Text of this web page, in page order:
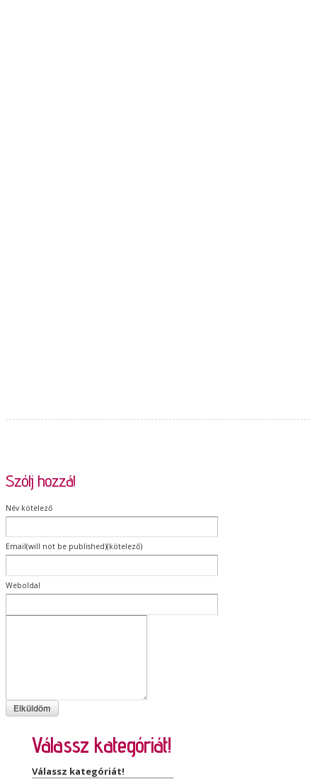
Szólj hozzá!
Név kötelező
Email(will not be published)(kötelező)
Weboldal
Válassz kategóriát!
Válassz kategóriát!